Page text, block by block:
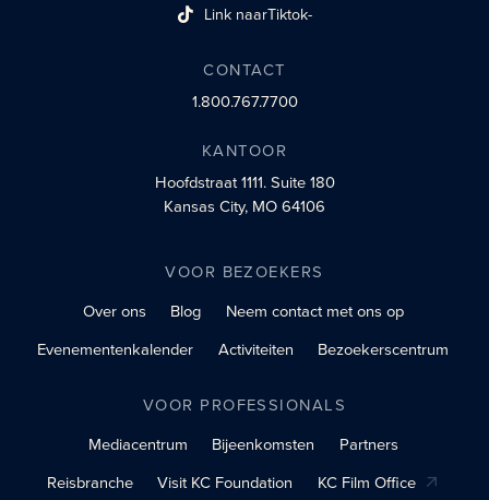
Link naarTiktok-
sociaalprofiel
CONTACT
1.800.767.7700
KANTOOR
Hoofdstraat 1111.Suite 180
Kansas City, MO 64106
VOOR BEZOEKERS
Over ons
Blog
Neem contact met ons op
Evenementenkalender
Activiteiten Bezoekerscentrum
VOOR PROFESSIONALS
Mediacentrum
Bijeenkomsten
Partners
Reisbranche
Visit KC Foundation KC Film Office